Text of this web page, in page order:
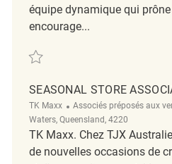
équipe dynamique qui
encourage...
Sauvegarder Part Time Store
SEASONAL STORE
TK Maxx Catégorie
Associés préposés aux
Waters, Queensland, 4220
TK Maxx. Chez TJX
de nouvelles occasions de